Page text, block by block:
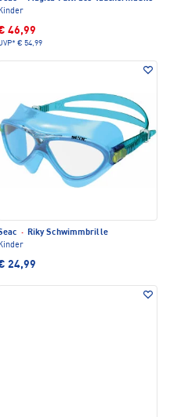
46,99
€ 54,99
· Riky Schwimmbrille
24,99